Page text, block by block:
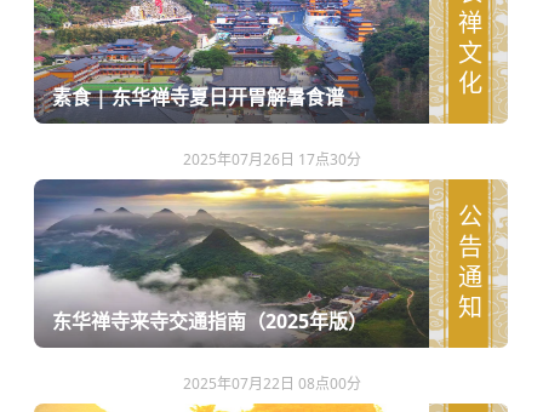
素食 | 东华禅寺夏日开胃解暑食谱 农禅文化
2025年07月26日 17点30分
东华禅寺来寺交通指南（2025年版） 公告通知
2025年07月22日 08点00分